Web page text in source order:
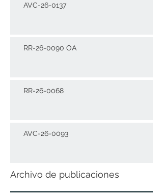
AVC-26-0137
RR-26-0090 OA
RR-26-0068
AVC-26-0093
Archivo de publicaciones